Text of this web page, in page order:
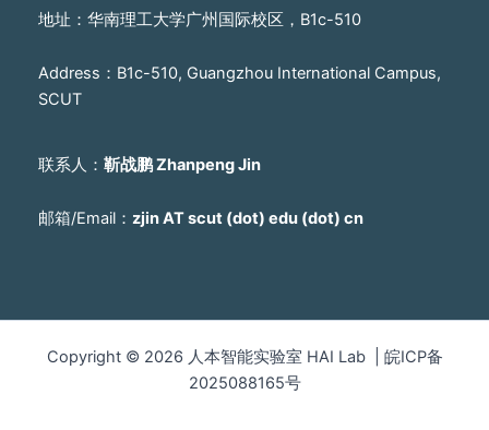
地址：华南理工大学广州国际校区，B1c-510
Address：B1c-510, Guangzhou International Campus,
SCUT
联系人： 靳战鹏 Zhanpeng Jin
邮箱/Email： zjin AT scut (dot) edu (dot) cn
Copyright © 2026 人本智能实验室 HAI Lab | 皖ICP备
2025088165号